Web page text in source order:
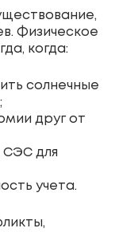
Физическое
когда:
солнечные
друг от
СЭС для
учета.